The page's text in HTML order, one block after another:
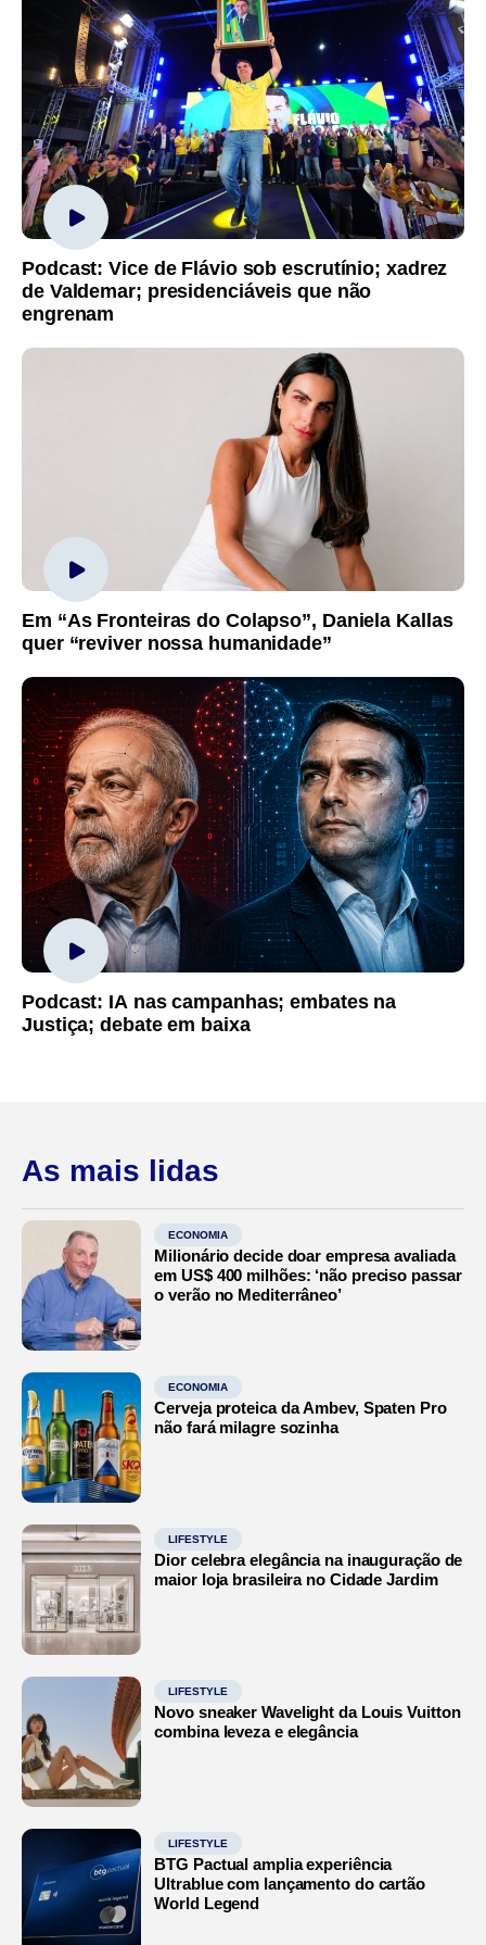
Podcast: Vice de Flávio sob escrutínio; xadrez
de Valdemar; presidenciáveis que não
engrenam
Em “As Fronteiras do Colapso”, Daniela Kallas
quer “reviver nossa humanidade”
Podcast: IA nas campanhas; embates na
Justiça; debate em baixa
As mais lidas
ECONOMIA
Milionário decide doar empresa avaliada
em US$ 400 milhões: ‘não preciso passar
o verão no Mediterrâneo’
ECONOMIA
Cerveja proteica da Ambev, Spaten Pro
não fará milagre sozinha
LIFESTYLE
Dior celebra elegância na inauguração de
maior loja brasileira no Cidade Jardim
LIFESTYLE
Novo sneaker Wavelight da Louis Vuitton
combina leveza e elegância
LIFESTYLE
BTG Pactual amplia experiência
Ultrablue com lançamento do cartão
World Legend